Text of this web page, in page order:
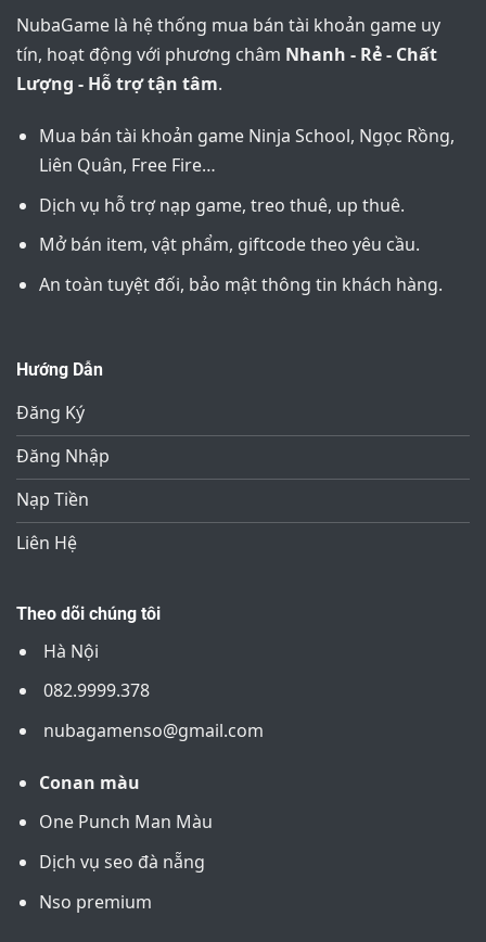
NubaGame là hệ thống mua bán tài khoản game uy
tín, hoạt động với phương châm Nhanh - Rẻ - Chất
Lượng - Hỗ trợ tận tâm.
Mua bán tài khoản game Ninja School, Ngọc Rồng,
Liên Quân, Free Fire…
Dịch vụ hỗ trợ nạp game, treo thuê, up thuê.
Mở bán item, vật phẩm, giftcode theo yêu cầu.
An toàn tuyệt đối, bảo mật thông tin khách hàng.
Hướng Dẫn
Đăng Ký
Đăng Nhập
Nạp Tiền
Liên Hệ
Theo dõi chúng tôi
Hà Nội
082.9999.378
nubagamenso@gmail.com
Conan màu
One Punch Man Màu
Dịch vụ seo đà nẵng
Nso premium